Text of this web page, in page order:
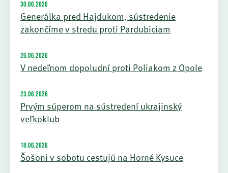
30.06.2026
Generálka pred Hajdukom, sústredenie
zakončíme v stredu proti Pardubiciam
26.06.2026
V nedeľnom dopoludní proti Poliakom z Opole
23.06.2026
Prvým súperom na sústredení ukrajinský
veľkoklub
18.06.2026
Šošoni v sobotu cestujú na Horné Kysuce